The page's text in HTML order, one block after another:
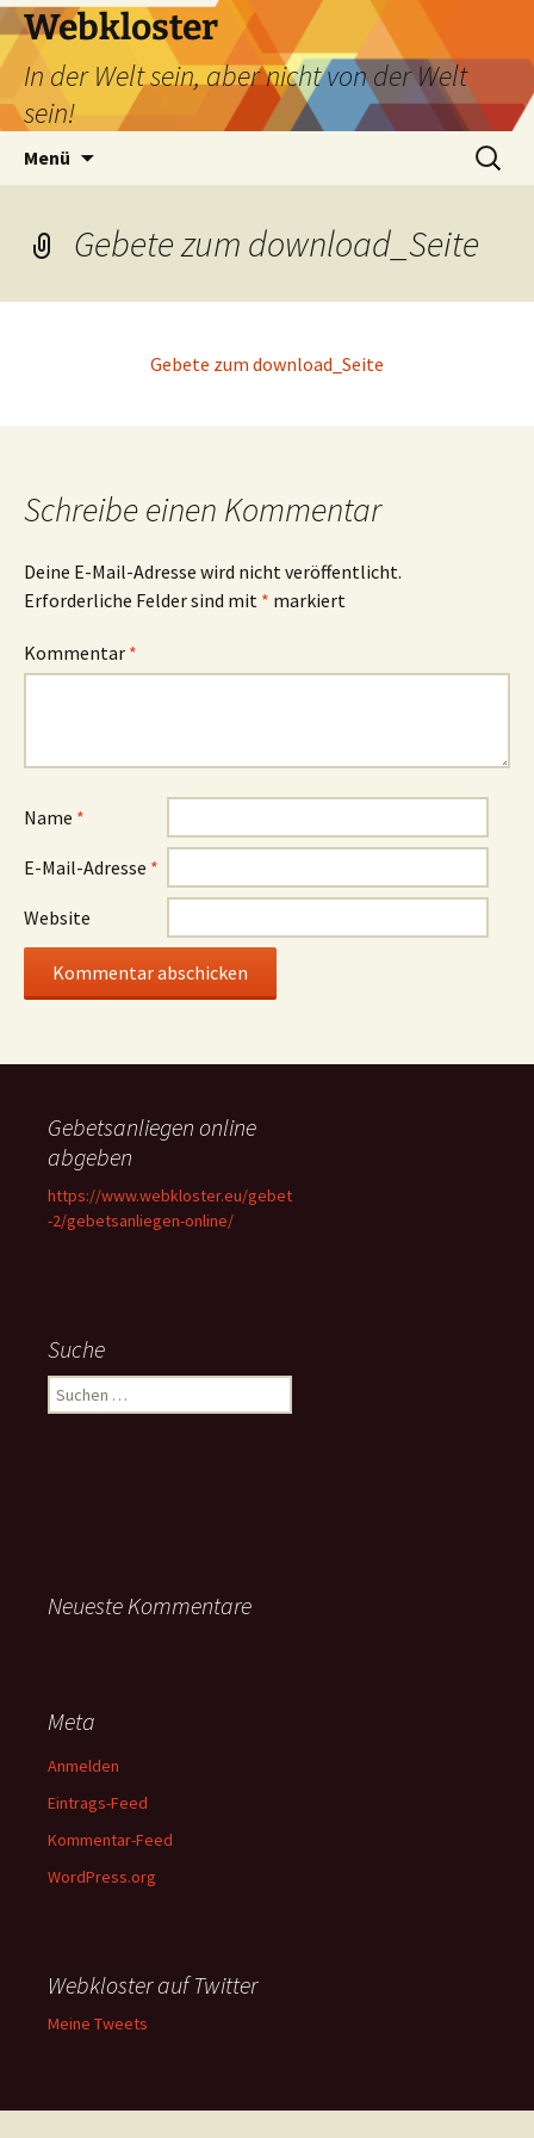
Webkloster
In der Welt sein, aber nicht von der Welt
sein!
Menü
Suchen
nach:
Gebete zum download_Seite
Gebete zum download_Seite
Schreibe einen Kommentar
Deine E-Mail-Adresse wird nicht veröffentlicht.
Erforderliche Felder sind mit * markiert
Kommentar *
Name *
E-Mail-Adresse *
Website
Gebetsanliegen online
abgeben
https://www.webkloster.eu/gebet
-2/gebetsanliegen-online/
Suche
Suchen
nach:
Neueste Kommentare
Meta
Anmelden
Eintrags-Feed
Kommentar-Feed
WordPress.org
Webkloster auf Twitter
Meine Tweets